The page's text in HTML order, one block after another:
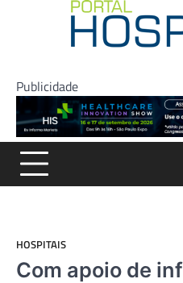
Publicidade
HOSPITAIS
Com apoio de